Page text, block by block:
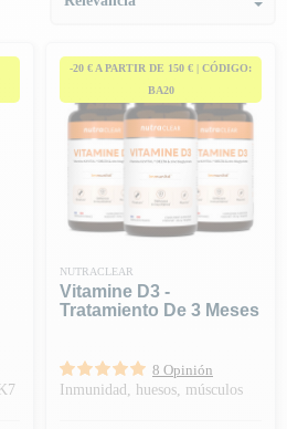
-20 € A PARTIR DE 150 € | CÓDIGO:
BA20
NUTRACLEAR
Vitamine D3 -
Tratamiento De 3 Meses
8 Opinión
Inmunidad, huesos, músculos